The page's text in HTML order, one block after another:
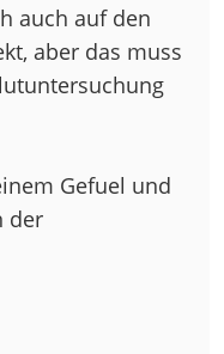
auch auf den
aber das muss
Gefuel und
der